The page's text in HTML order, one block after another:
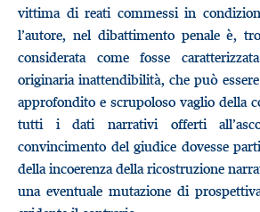
vittima di reati commessi in
l’autore, nel dibattimento penale è,
considerata come fosse
originaria inattendibilità, che può
approfondito e scrupoloso vaglio della
tutti i dati narrativi offerti
convincimento del giudice dovesse
della incoerenza della ricostruzione
una eventuale mutazione di